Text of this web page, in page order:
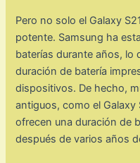
Pero no solo el Galaxy
potente. Samsung ha
baterías durante años, lo
duración de batería
dispositivos. De hecho,
antiguos, como el Galaxy
ofrecen una duración de
después de varios años